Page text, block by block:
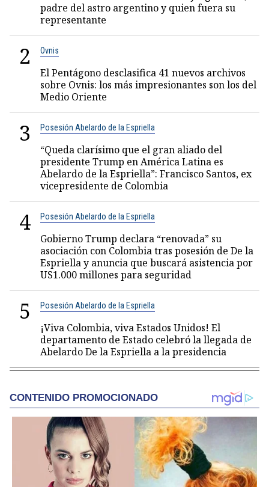
padre del astro argentino y quien fuera su
representante
2 Ovnis
El Pentágono desclasifica 41 nuevos archivos
sobre Ovnis: los más impresionantes son los del
Medio Oriente
3 Posesión Abelardo de la Espriella
“Queda clarísimo que el gran aliado del
presidente Trump en América Latina es
Abelardo de la Espriella”: Francisco Santos, ex
vicepresidente de Colombia
4 Posesión Abelardo de la Espriella
Gobierno Trump declara “renovada” su
asociación con Colombia tras posesión de De la
Espriella y anuncia que buscará asistencia por
US1.000 millones para seguridad
5 Posesión Abelardo de la Espriella
¡Viva Colombia, viva Estados Unidos! El
departamento de Estado celebró la llegada de
Abelardo De la Espriella a la presidencia